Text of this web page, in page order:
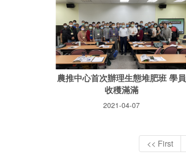
農推中心首次辦理生態堆肥班 學員
收穫滿滿
2021-04-07
<< First